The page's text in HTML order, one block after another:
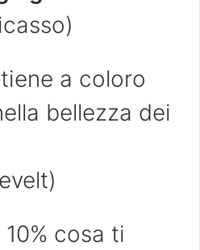
a coloro
bellezza dei
cosa ti